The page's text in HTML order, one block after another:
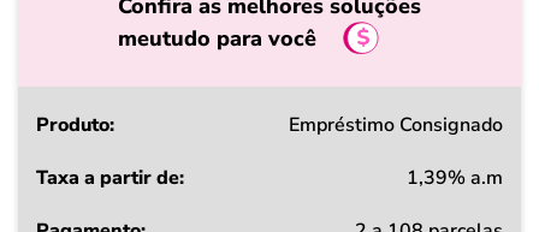
Confira as melhores soluções
meutudo para você
Produto
Empréstimo Consignado
1,39% a.m